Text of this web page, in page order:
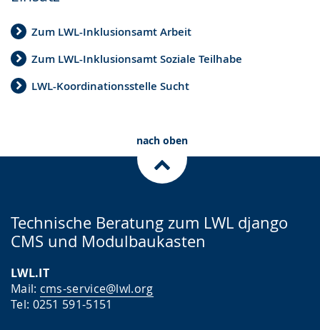
Zum LWL-Inklusionsamt Arbeit
Zum LWL-Inklusionsamt Soziale Teilhabe
LWL-Koordinationsstelle Sucht
Gebärdensprache
wird
angezeigt.
nach oben
Technische Beratung zum LWL django
CMS und Modulbaukasten
LWL.IT
Mail: cms-service@lwl.org
Tel: 0251 591-5151